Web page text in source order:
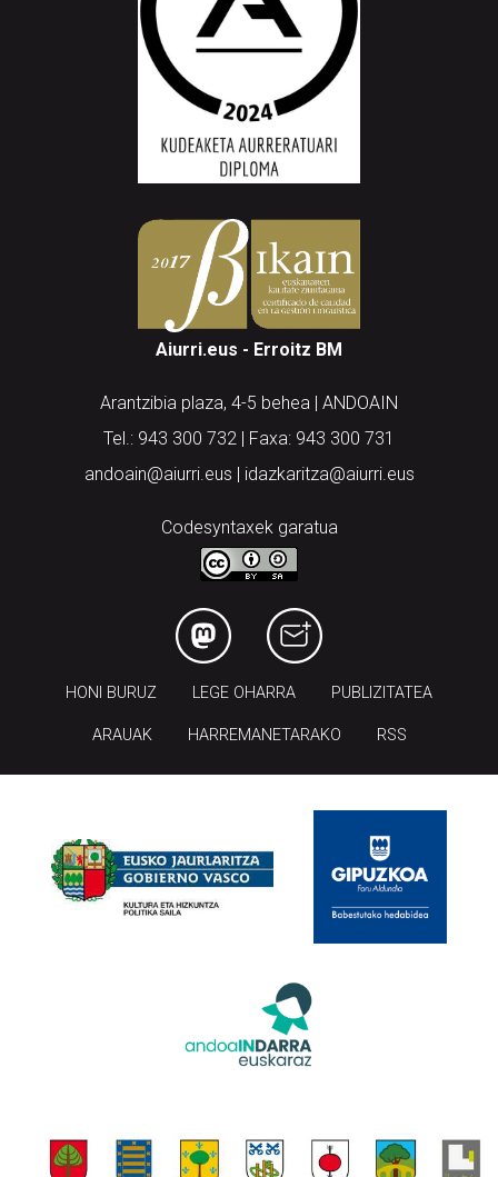
Aiurri.eus - Erroitz BM
Arantzibia plaza, 4-5 behea | ANDOAIN
Tel.: 943 300 732 | Faxa: 943 300 731
andoain@aiurri.eus | idazkaritza@aiurri.eus
Codesyntaxek garatua
HONI BURUZ LEGE OHARRA PUBLIZITATEA
ARAUAK HARREMANETARAKO RSS